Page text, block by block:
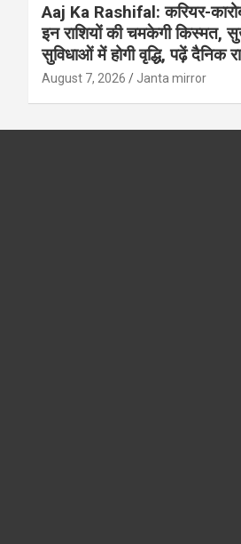
Aaj Ka Rashifal: करियर-
इन राशियों की चमकेगी किस्मत,
सुविधाओं में होगी वृद्धि, पढ़ें दैनिक
August 7, 2026 Janta mirror